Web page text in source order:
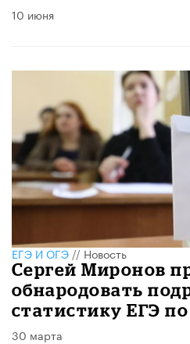
10 июня
ЕГЭ И ОГЭ//Новость
Сергей Миронов
обнародовать
статистику ЕГЭ
30 марта